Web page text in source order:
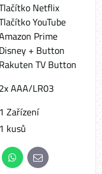
Netflix
YouTube
Prime
Disney + Button
Rakuten TV Button
2x AAA/LR03
1 Zařízení
1 kusů
WhatsApp
E-
mail